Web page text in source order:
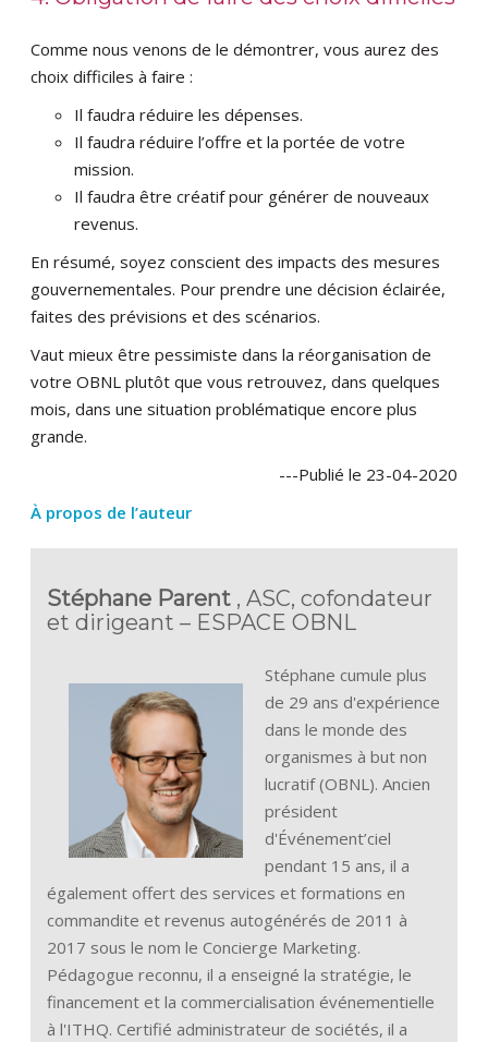
Comme nous venons de le démontrer, vous aurez des
choix difficiles à faire :
Il faudra réduire les dépenses.
Il faudra réduire l’offre et la portée de votre
mission.
Il faudra être créatif pour générer de nouveaux
revenus.
En résumé, soyez conscient des impacts des mesures
gouvernementales. Pour prendre une décision éclairée,
faites des prévisions et des scénarios.
Vaut mieux être pessimiste dans la réorganisation de
votre OBNL plutôt que vous retrouvez, dans quelques
mois, dans une situation problématique encore plus
grande.
---Publié le 23-04-2020
À propos de l’auteur
Stéphane Parent , ASC, cofondateur
et dirigeant – ESPACE OBNL
Stéphane cumule plus
de 29 ans d'expérience
dans le monde des
organismes à but non
lucratif (OBNL). Ancien
président
d'Événement’ciel
pendant 15 ans, il a
également offert des services et formations en
commandite et revenus autogénérés de 2011 à
2017 sous le nom le Concierge Marketing.
Pédagogue reconnu, il a enseigné la stratégie, le
financement et la commercialisation événementielle
à l'ITHQ. Certifié administrateur de sociétés, il a